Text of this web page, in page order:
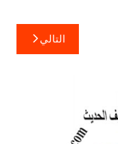
التالي